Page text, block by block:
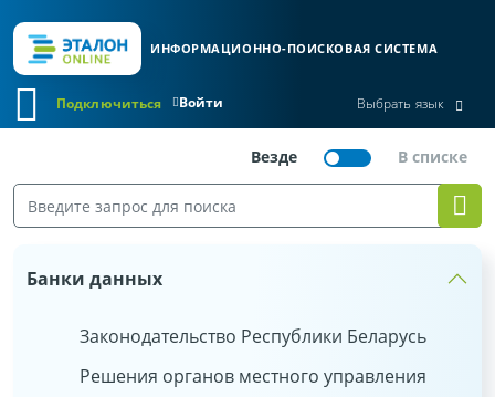
ИНФОРМАЦИОННО-ПОИСКОВАЯ СИСТЕМА
Войти
Подключиться Выбрать язык
Банки данных
Законодательство Республики Беларусь
Решения органов местного управления